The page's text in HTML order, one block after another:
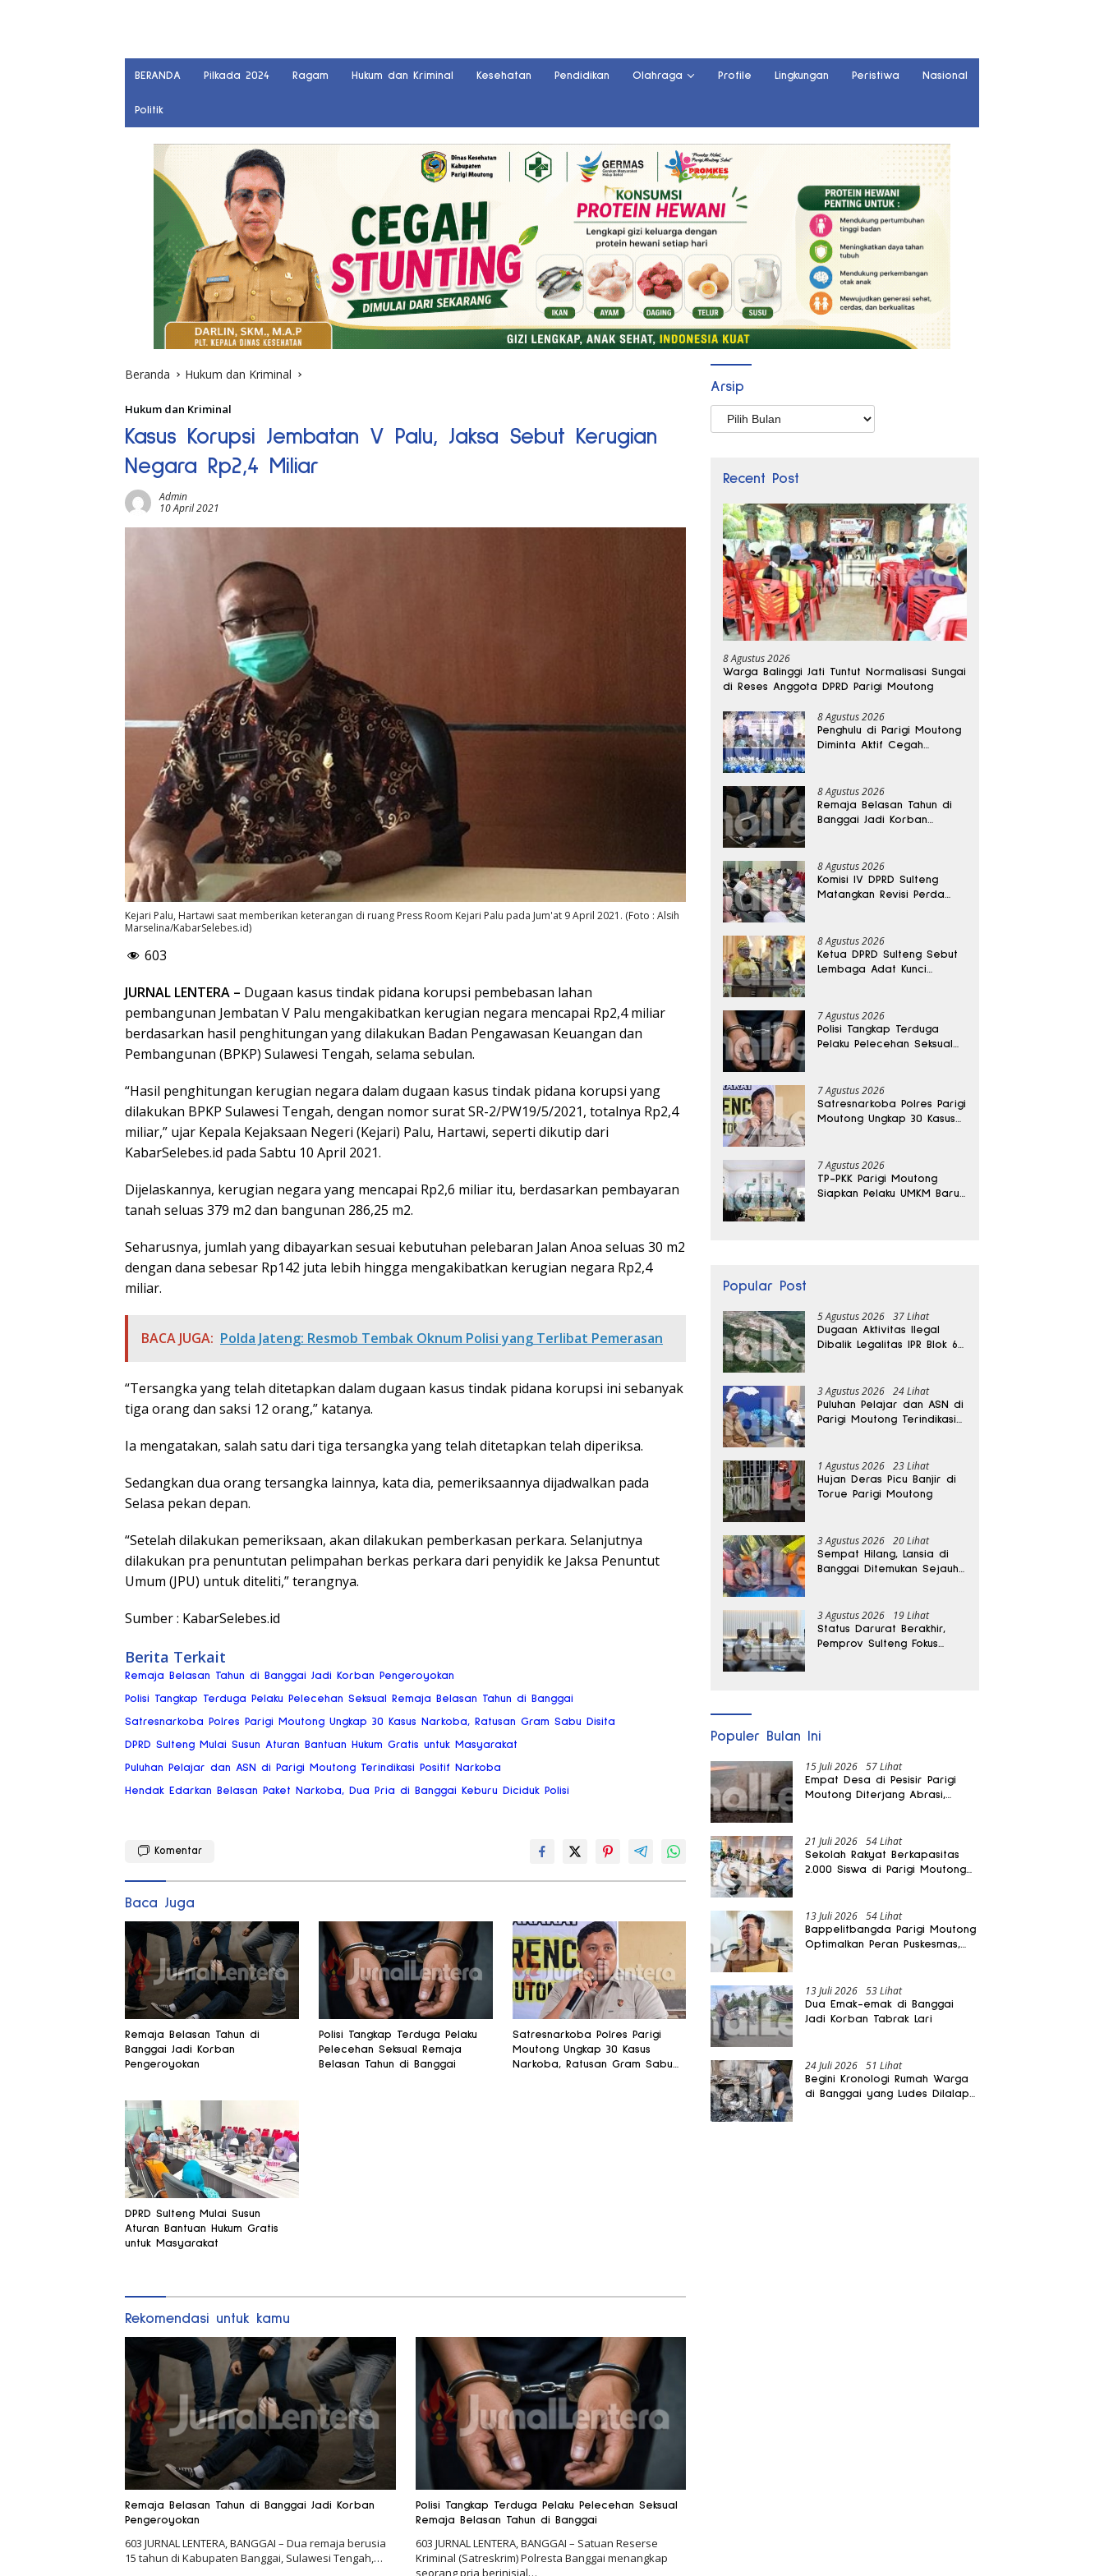
BERANDA Pilkada 2024 Ragam Hukum dan Kriminal Kesehatan Pendidikan Olahraga Profile Lingkungan Peristiwa Nasional
Politik
Beranda Hukum dan Kriminal
Hukum dan Kriminal
Kasus Korupsi Jembatan V Palu, Jaksa Sebut Kerugian
Negara Rp2,4 Miliar
Admin
10 April 2021
Kejari Palu, Hartawi saat memberikan keterangan di ruang Press Room Kejari Palu pada Jum'at 9 April 2021. (Foto : Alsih
Marselina/KabarSelebes.id)
603
JURNAL LENTERA – Dugaan kasus tindak pidana korupsi pembebasan lahan
pembangunan Jembatan V Palu mengakibatkan kerugian negara mencapai Rp2,4 miliar
berdasarkan hasil penghitungan yang dilakukan Badan Pengawasan Keuangan dan
Pembangunan (BPKP) Sulawesi Tengah, selama sebulan.
“Hasil penghitungan kerugian negara dalam dugaan kasus tindak pidana korupsi yang
dilakukan BPKP Sulawesi Tengah, dengan nomor surat SR-2/PW19/5/2021, totalnya Rp2,4
miliar,” ujar Kepala Kejaksaan Negeri (Kejari) Palu, Hartawi, seperti dikutip dari
KabarSelebes.id pada Sabtu 10 April 2021.
Dijelaskannya, kerugian negara yang mencapai Rp2,6 miliar itu, berdasarkan pembayaran
tanah seluas 379 m2 dan bangunan 286,25 m2.
Seharusnya, jumlah yang dibayarkan sesuai kebutuhan pelebaran Jalan Anoa seluas 30 m2
dengan dana sebesar Rp142 juta lebih hingga mengakibatkan kerugian negara Rp2,4
miliar.
BACA JUGA: Polda Jateng: Resmob Tembak Oknum Polisi yang Terlibat Pemerasan
“Tersangka yang telah ditetapkan dalam dugaan kasus tindak pidana korupsi ini sebanyak
tiga orang dan saksi 12 orang,” katanya.
Ia mengatakan, salah satu dari tiga tersangka yang telah ditetapkan telah diperiksa.
Sedangkan dua orang tersangka lainnya, kata dia, pemeriksaannya dijadwalkan pada
Selasa pekan depan.
“Setelah dilakukan pemeriksaan, akan dilakukan pemberkasan perkara. Selanjutnya
dilakukan pra penuntutan pelimpahan berkas perkara dari penyidik ke Jaksa Penuntut
Umum (JPU) untuk diteliti,” terangnya.
Sumber : KabarSelebes.id
Berita Terkait
Remaja Belasan Tahun di Banggai Jadi Korban Pengeroyokan
Polisi Tangkap Terduga Pelaku Pelecehan Seksual Remaja Belasan Tahun di Banggai
Satresnarkoba Polres Parigi Moutong Ungkap 30 Kasus Narkoba, Ratusan Gram Sabu Disita
DPRD Sulteng Mulai Susun Aturan Bantuan Hukum Gratis untuk Masyarakat
Puluhan Pelajar dan ASN di Parigi Moutong Terindikasi Positif Narkoba
Hendak Edarkan Belasan Paket Narkoba, Dua Pria di Banggai Keburu Diciduk Polisi
Komentar
Baca Juga
Remaja Belasan Tahun di
Banggai Jadi Korban
Pengeroyokan
Polisi Tangkap Terduga Pelaku
Pelecehan Seksual Remaja
Belasan Tahun di Banggai
Satresnarkoba Polres Parigi
Moutong Ungkap 30 Kasus
Narkoba, Ratusan Gram Sabu
DPRD Sulteng Mulai Susun
Aturan Bantuan Hukum Gratis
untuk Masyarakat
Rekomendasi untuk kamu
Remaja Belasan Tahun di Banggai Jadi Korban
Pengeroyokan
603 JURNAL LENTERA, BANGGAI – Dua remaja berusia
15 tahun di Kabupaten Banggai, Sulawesi Tengah,…
Polisi Tangkap Terduga Pelaku Pelecehan Seksual
Remaja Belasan Tahun di Banggai
603 JURNAL LENTERA, BANGGAI – Satuan Reserse
Kriminal (Satreskrim) Polresta Banggai menangkap
seorang pria berinisial…
Arsip
Arsip
Recent Post
8 Agustus 2026
Warga Balinggi Jati Tuntut Normalisasi Sungai
di Reses Anggota DPRD Parigi Moutong
8 Agustus 2026
Penghulu di Parigi Moutong
Diminta Aktif Cegah
8 Agustus 2026
Remaja Belasan Tahun di
Banggai Jadi Korban
8 Agustus 2026
Komisi IV DPRD Sulteng
Matangkan Revisi Perda
8 Agustus 2026
Ketua DPRD Sulteng Sebut
Lembaga Adat Kunci
7 Agustus 2026
Polisi Tangkap Terduga
Pelaku Pelecehan Seksual
7 Agustus 2026
Satresnarkoba Polres Parigi
Moutong Ungkap 30 Kasus
7 Agustus 2026
TP-PKK Parigi Moutong
Siapkan Pelaku UMKM Baru
Popular Post
5 Agustus 2026 37 Lihat
Dugaan Aktivitas Ilegal
Dibalik Legalitas IPR Blok 6
3 Agustus 2026 24 Lihat
Puluhan Pelajar dan ASN di
Parigi Moutong Terindikasi
1 Agustus 2026 23 Lihat
Hujan Deras Picu Banjir di
Torue Parigi Moutong
3 Agustus 2026 20 Lihat
Sempat Hilang, Lansia di
Banggai Ditemukan Sejauh
3 Agustus 2026 19 Lihat
Status Darurat Berakhir,
Pemprov Sulteng Fokus
Populer Bulan Ini
15 Juli 2026 57 Lihat
Empat Desa di Pesisir Parigi
Moutong Diterjang Abrasi,
21 Juli 2026 54 Lihat
Sekolah Rakyat Berkapasitas
2.000 Siswa di Parigi Moutong
13 Juli 2026 54 Lihat
Bappelitbangda Parigi Moutong
Optimalkan Peran Puskesmas,
13 Juli 2026 53 Lihat
Dua Emak-emak di Banggai
Jadi Korban Tabrak Lari
24 Juli 2026 51 Lihat
Begini Kronologi Rumah Warga
di Banggai yang Ludes Dilalap